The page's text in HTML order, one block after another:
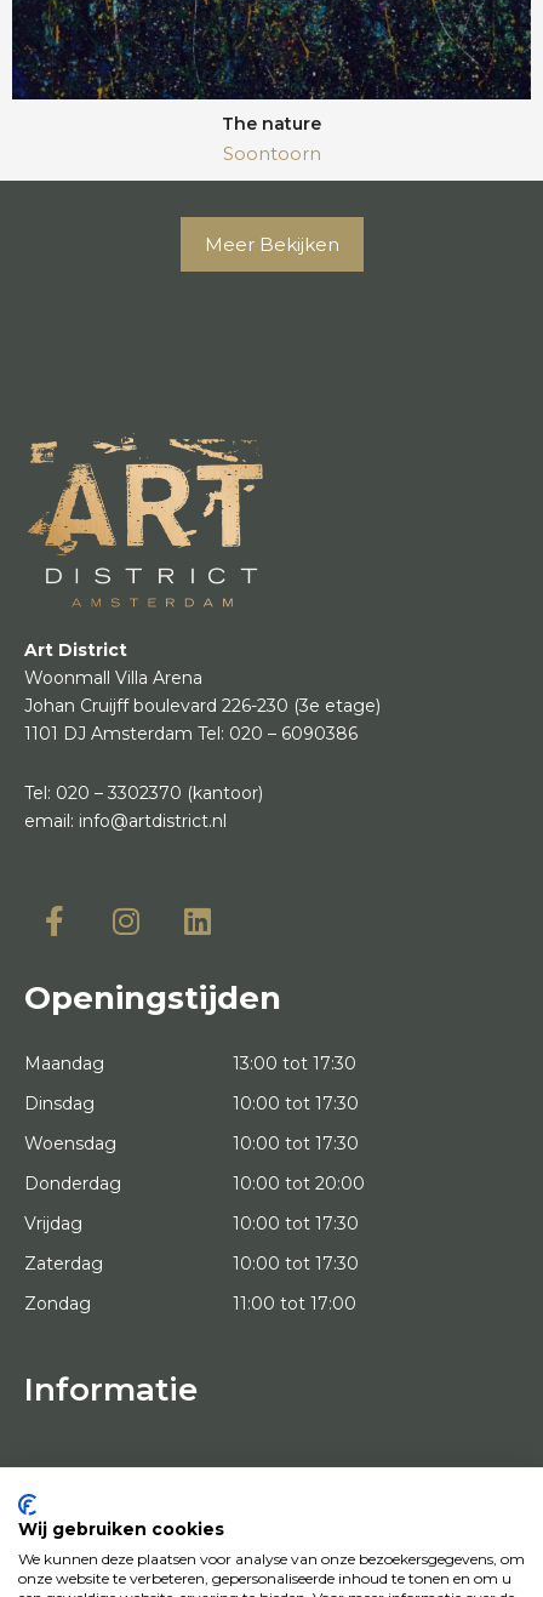
The nature
Soontoorn
Meer Bekijken
Art District
Woonmall Villa Arena
Johan Cruijff boulevard 226-230 (3e etage)
1101 DJ Amsterdam Tel: 020 – 6090386
Tel: 020 – 3302370 (kantoor)
email: info@artdistrict.nl
Openingstijden
Maandag
13:00 tot 17:30
Dinsdag
10:00 tot 17:30
Woensdag
10:00 tot 17:30
Donderdag
10:00 tot 20:00
Vrijdag
10:00 tot 17:30
Zaterdag
10:00 tot 17:30
Zondag
11:00 tot 17:00
Informatie
HOME
KUNSTENAARS
KUNSTWERKEN
NEWS
Wij gebruiken cookies
We kunnen deze plaatsen voor analyse van onze bezoekersgegevens, om
onze website te verbeteren, gepersonaliseerde inhoud te tonen en om u